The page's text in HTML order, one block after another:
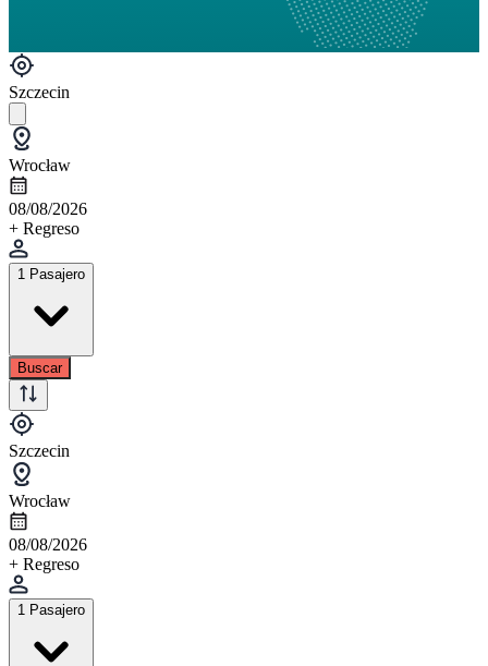
Szczecin
Wrocław
08/08/2026
+ Regreso
1 Pasajero
Buscar
Szczecin
Wrocław
08/08/2026
+ Regreso
1 Pasajero